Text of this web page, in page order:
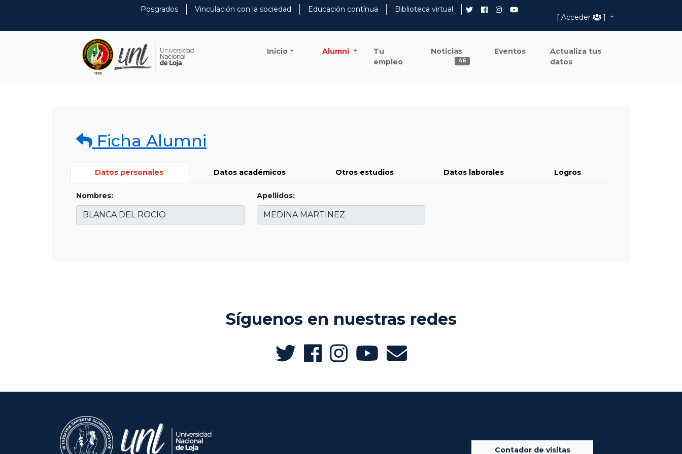
Posgrados Vinculación con la sociedad Educación contínua
Biblioteca virtual
[ Acceder
]
Inicio Alumni
Tu
empleo
Noticias
46
Eventos
Actualiza tus
datos
Ficha Alumni
Datos personales Datos académicos Otros estudios Datos laborales Logros
Nombres: Apellidos:
Síguenos en nuestras redes
Contador de visitas